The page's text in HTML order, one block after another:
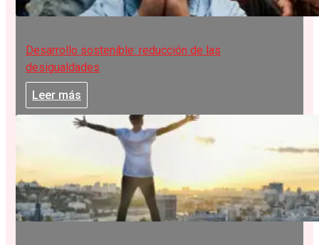
Desarrollo sostenible: reducción de las
desigualdades
Leer más